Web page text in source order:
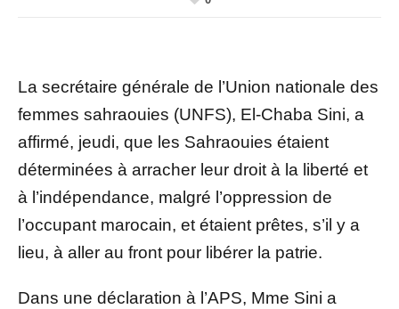
La secrétaire générale de l’Union nationale des
femmes sahraouies (UNFS), El-Chaba Sini, a
affirmé, jeudi, que les Sahraouies étaient
déterminées à arracher leur droit à la liberté et
à l’indépendance, malgré l’oppression de
l’occupant marocain, et étaient prêtes, s’il y a
lieu, à aller au front pour libérer la patrie.
Dans une déclaration à l’APS, Mme Sini a